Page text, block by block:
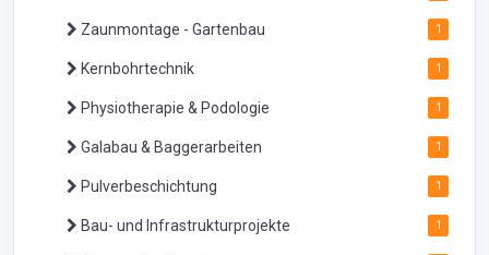
Zaunmontage - Gartenbau 1
Kernbohrtechnik 1
Physiotherapie & Podologie 1
Galabau & Baggerarbeiten 1
Pulverbeschichtung 1
Bau- und Infrastrukturprojekte 1